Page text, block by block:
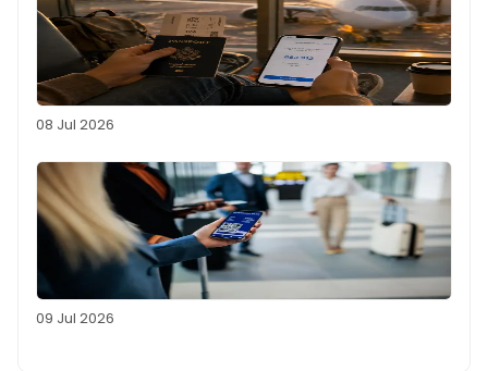
08 Jul 2026
09 Jul 2026